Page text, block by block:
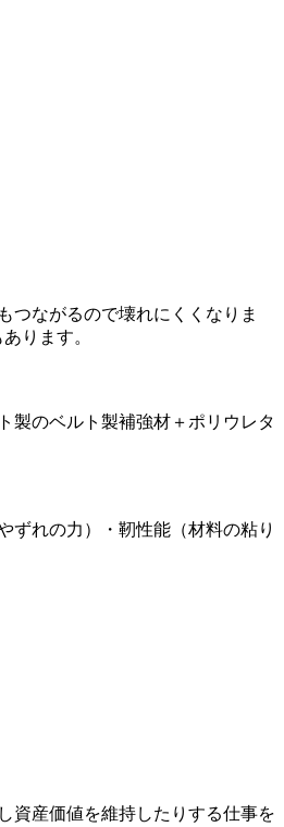
つながるので壊れにくくなりま
ります。
製のベルト製補強材＋ポリウレタ
ずれの力）・靭性能（材料の粘り
資産価値を維持したりする仕事を